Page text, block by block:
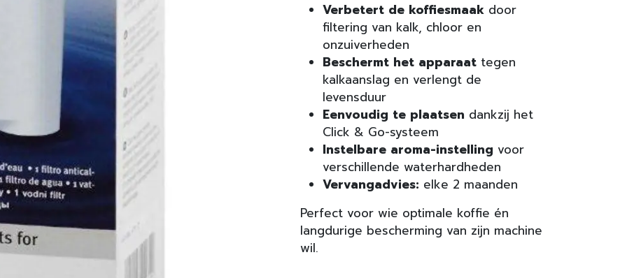
Verbetert de koffiesmaak door
filtering van kalk, chloor en
onzuiverheden
Beschermt het apparaat tegen
kalkaanslag en verlengt de
levensduur
Eenvoudig te plaatsen dankzij het
Click & Go-systeem
Instelbare aroma-instelling voor
verschillende waterhardheden
Vervangadvies: elke 2 maanden
Perfect voor wie optimale koffie én
langdurige bescherming van zijn machine
wil.